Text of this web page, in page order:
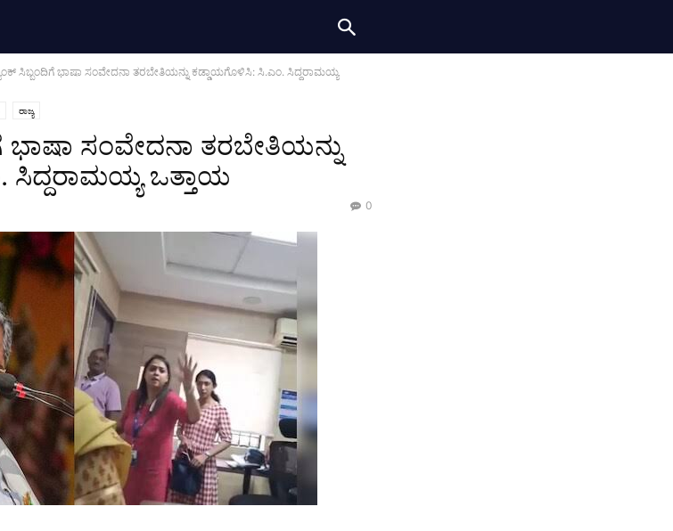
ಸಿಬ್ಬಂದಿಗೆ ಭಾಷಾ ಸಂವೇದನಾ ತರಬೇತಿಯನ್ನು ಕಡ್ಡಾಯಗೊಳಿಸಿ: ಸಿ.ಎಂ. ಸಿದ್ದರಾಮಯ್ಯ
ರಾಜ್ಯ
ಭಾಷಾ ಸಂವೇದನಾ ತರಬೇತಿಯನ್ನು
ಒತ್ತಾಯ
0